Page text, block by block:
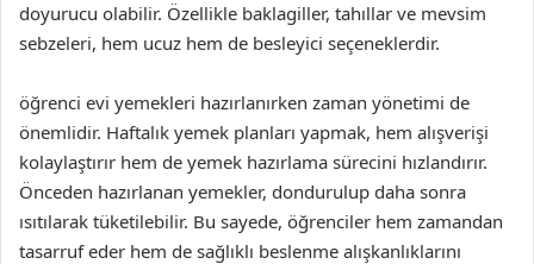
doyurucu olabilir. Özellikle baklagiller, tahıllar ve mevsim
sebzeleri, hem ucuz hem de besleyici seçeneklerdir.
öğrenci evi yemekleri hazırlanırken zaman yönetimi de
önemlidir. Haftalık yemek planları yapmak, hem alışverişi
kolaylaştırır hem de yemek hazırlama sürecini hızlandırır.
Önceden hazırlanan yemekler, dondurulup daha sonra
ısıtılarak tüketilebilir. Bu sayede, öğrenciler hem zamandan
tasarruf eder hem de sağlıklı beslenme alışkanlıklarını